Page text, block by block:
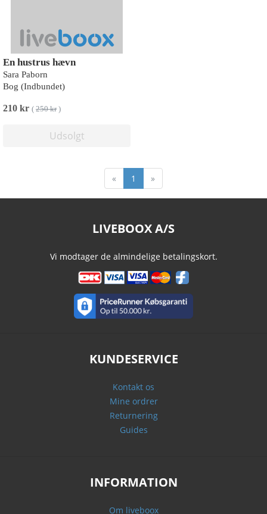
En hustrus hævn
Sara Paborn
Bog (Indbundet)
210 kr ( 250 kr)
Udsolgt
« 1 »
LIVEBOOX A/S
Vi modtager de almindelige betalingskort.
KUNDESERVICE
Kontakt os
Mine ordrer
Returnering
Guides
INFORMATION
Om liveboox